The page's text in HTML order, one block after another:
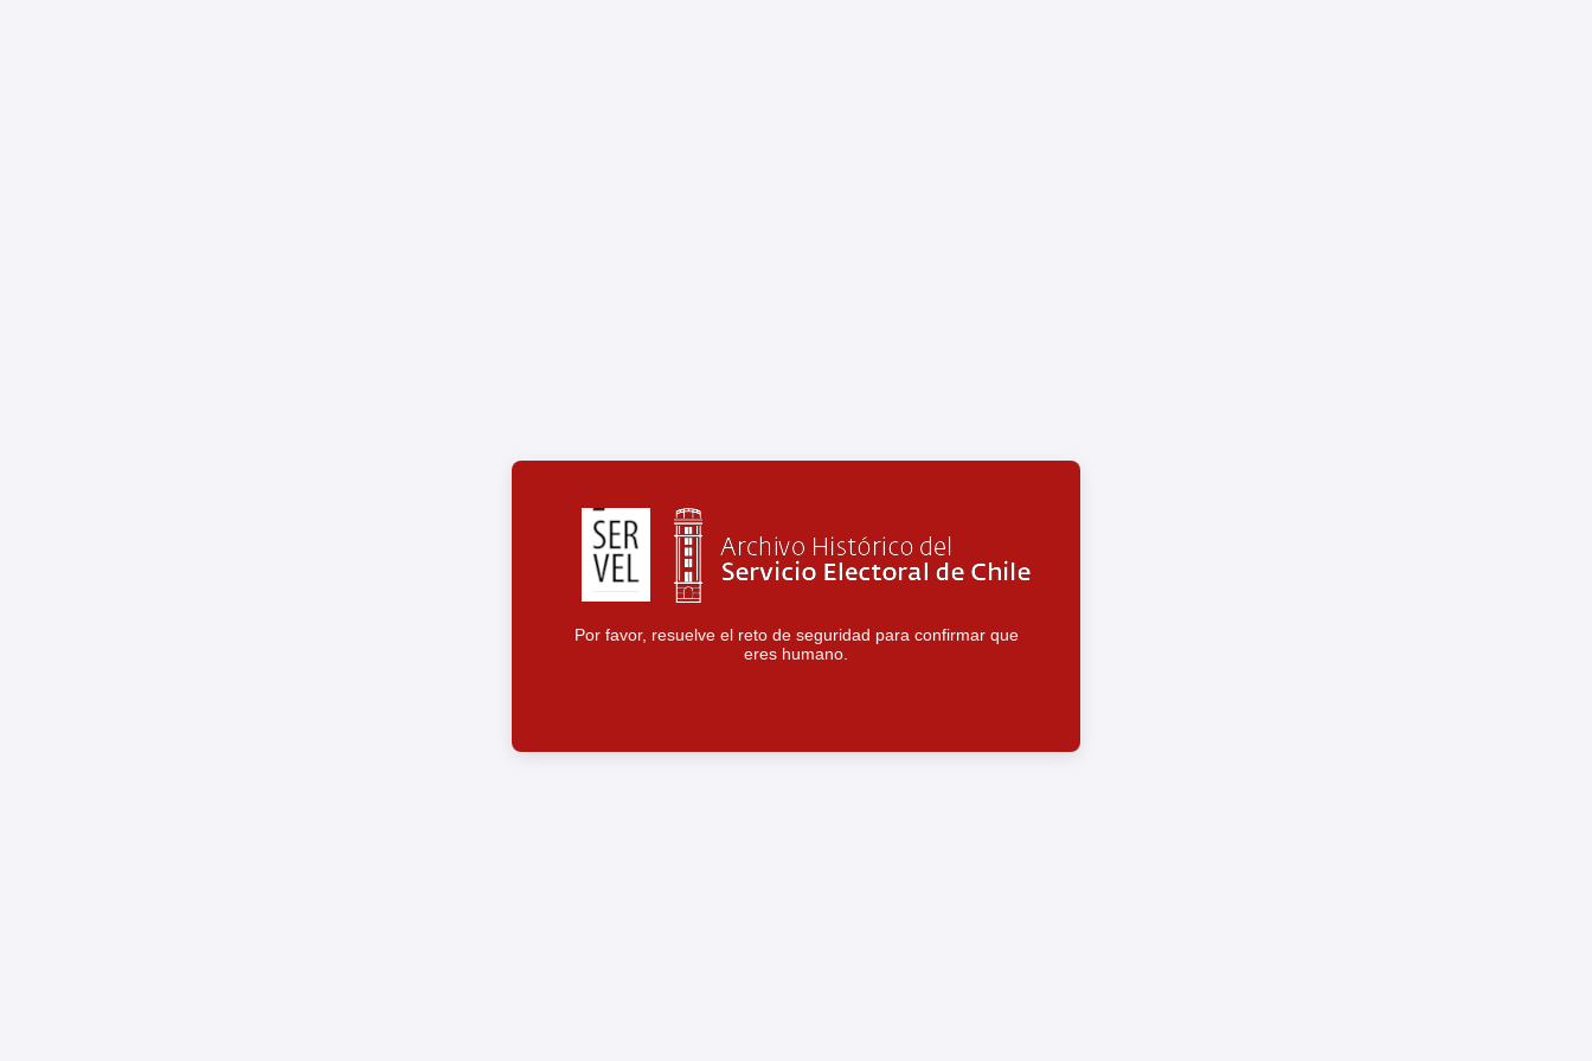
Por favor, resuelve el reto de seguridad para confirmar que
eres humano.